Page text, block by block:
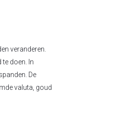
veranderen.
doen. In
De
valuta, goud